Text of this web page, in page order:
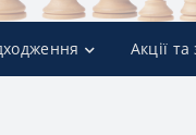
Акції